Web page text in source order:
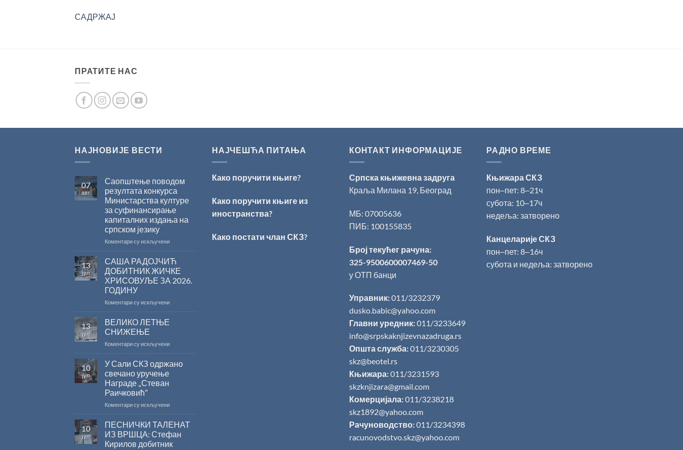
САДРЖАЈ
ПРАТИТЕ НАС
НАЈНОВИЈЕ ВЕСТИ
07
авг
Саопштење поводом
резултата конкурса
Министарства културе
за суфинансирање
капиталних издања на
српском језику
Коментари су искљученина
поводом
резултата
конкурса
Министарства
за
српском
13
јул
САША РАДОЈЧИЋ
ДОБИТНИК ЖИЧКЕ
ХРИСОВУЉЕ ЗА 2026.
ГОДИНУ
Коментари су искљученина
ХРИСОВУЉЕ
2026.
13
јул
ВЕЛИКО ЛЕТЊЕ
СНИЖЕЊЕ
Коментари су искљученина
10
јул
У Сали СКЗ одржано
свечано уручење
Награде „Стеван
Раичковић”
Коментари су искљученина
Сали
СКЗ
одржано
свечано
10
јул
ПЕСНИЧКИ ТАЛЕНАТ
ИЗ ВРШЦА: Стефан
Кирилов добитник
НАЈЧЕШЋА ПИТАЊА
Како поручити књиге?
Како поручити књиге из
иностранства?
Како постати члан СКЗ?
КОНТАКТ ИНФОРМАЦИЈЕ
Српска књижевна задруга
Краља Милана 19, Београд
МБ: 07005636
ПИБ: 100155835
Број текућег рачуна:
325-9500600007469-50
у ОТП банци
Управник:011/3232379
dusko.babic@yahoo.com
Главни уредник:011/3233649
info@srpskaknjizevnazadruga.rs
Општа служба:011/3230305
skz@beotel.rs
Књижара:011/3231593
skzknjizara@gmail.com
Комерцијала:011/3238218
skz1892@yahoo.com
Рачуноводство:011/3234398
racunovodstvo.skz@yahoo.com
РАДНО ВРЕМЕ
Књижара СКЗ
пон‒пет: 8‒21ч
субота: 10‒17ч
недеља: затворено
Канцеларије СКЗ
пон‒пет: 8‒16ч
субота и недеља: затворено